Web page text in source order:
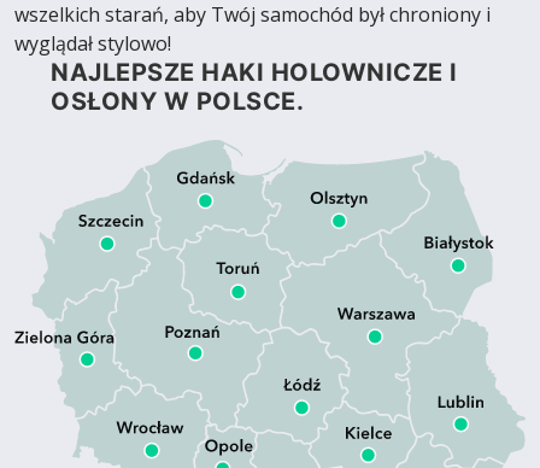
wszelkich starań, aby Twój samochód był chroniony i
wyglądał stylowo!
NAJLEPSZE HAKI HOLOWNICZE I
OSŁONY W POLSCE.